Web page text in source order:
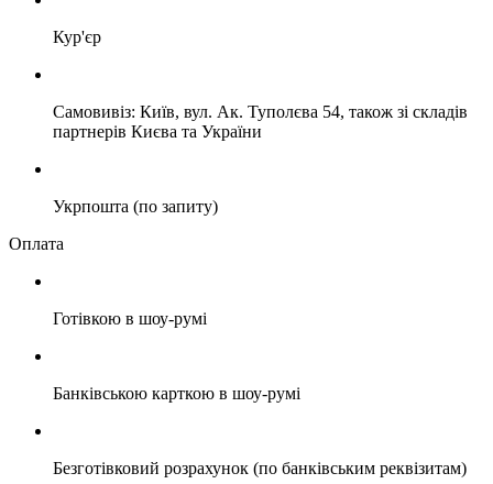
Кур'єр
Самовивіз: Київ, вул. Ак. Туполєва 54, також зі складів
партнерів Києва та України
Укрпошта (по запиту)
Оплата
Готівкою в шоу-румі
Банківською карткою в шоу-румі
Безготівковий розрахунок (по банківським реквізитам)